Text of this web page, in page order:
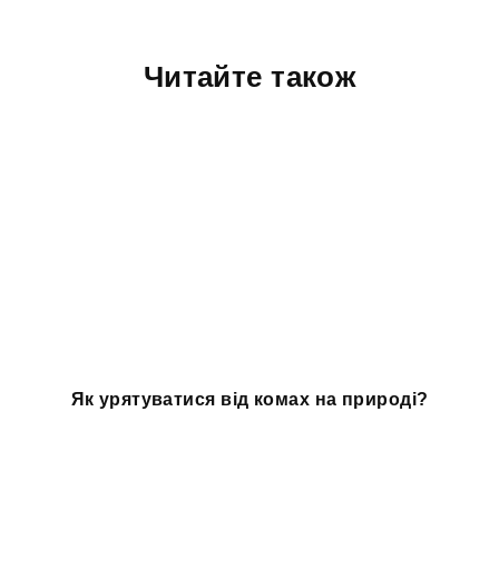
Читайте також
Як урятуватися від комах на природі?